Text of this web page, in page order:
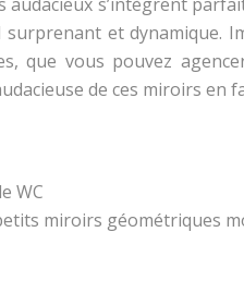
et dynamique.
que vous pouvez
de ces miroirs en
WC
miroirs géométriques